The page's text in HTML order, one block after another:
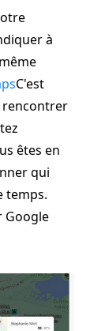
à
C'est
rencontrer
êtes en
qui
temps.
Google